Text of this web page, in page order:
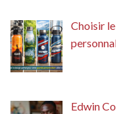
Choisir
Edwin